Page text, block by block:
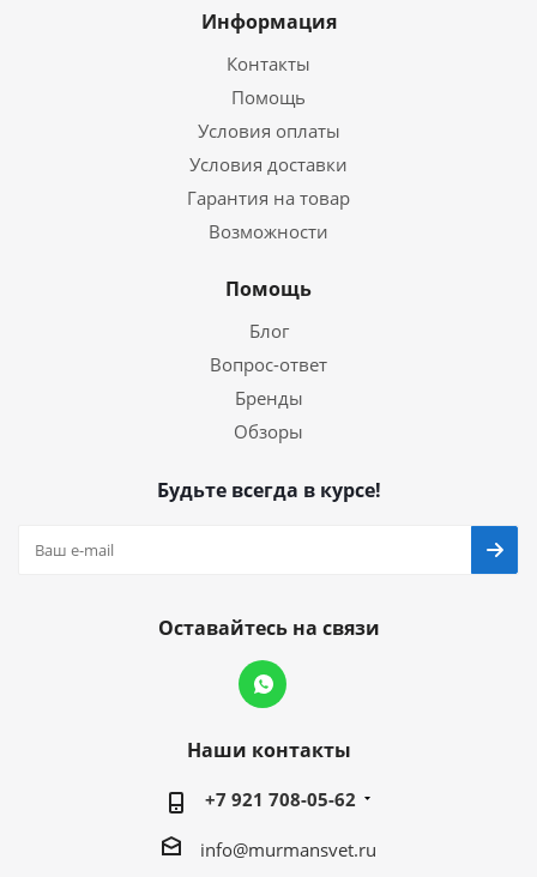
Информация
Контакты
Помощь
Условия оплаты
Условия доставки
Гарантия на товар
Возможности
Помощь
Блог
Вопрос-ответ
Бренды
Обзоры
Будьте всегда в курсе!
Оставайтесь на связи
Наши контакты
+7 921 708-05-62
info@murmansvet.ru